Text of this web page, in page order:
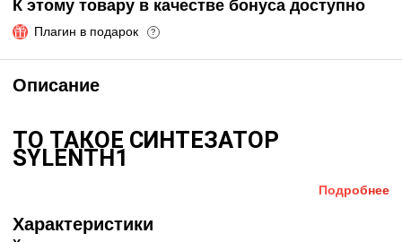
К этому товару в качестве бонуса доступно
Плагин в подарок ?
Описание
ТО ТАКОЕ СИНТЕЗАТОР
SYLENTH1
это полифонический виртуал-аналоговый
синтезатор. Имеет четыре унисон-осциллятора,
котрые используют "инновационную" технологию
Подробнее
Характеристики